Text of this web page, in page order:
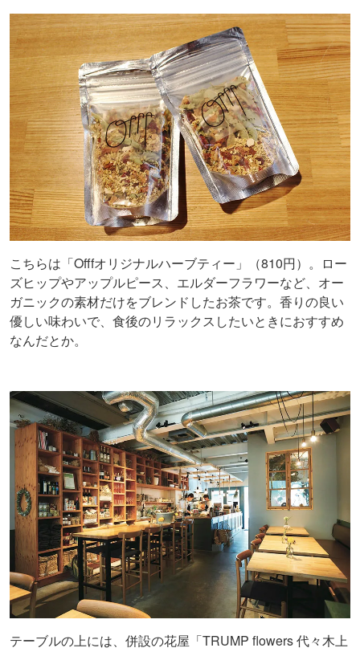
こちらは「Offfオリジナルハーブティー」（810円）。ロー
ズヒップやアップルピース、エルダーフラワーなど、オー
ガニックの素材だけをブレンドしたお茶です。香りの良い
優しい味わいで、食後のリラックスしたいときにおすすめ
なんだとか。
テーブルの上には、併設の花屋「TRUMP flowers 代々木上